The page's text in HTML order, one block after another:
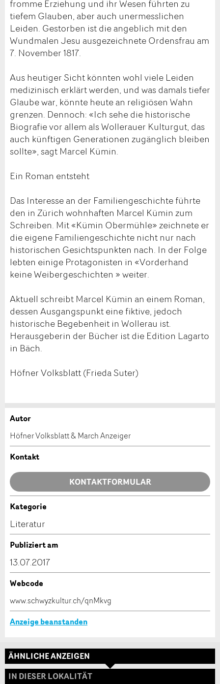
fromme Erziehung und ihr Wesen führten zu
tiefem Glauben, aber auch unermesslichen
Leiden. Gestorben ist die angeblich mit den
Wundmalen Jesu ausgezeichnete Ordensfrau am
7. November 1817.
Aus heutiger Sicht könnten wohl viele Leiden
medizinisch erklärt werden, und was damals tiefer
Glaube war, könnte heute an religiösen Wahn
grenzen. Dennoch: «Ich sehe die historische
Biografie vor allem als Wollerauer Kulturgut, das
auch künftigen Generationen zugänglich bleiben
sollte», sagt Marcel Kümin.
Ein Roman entsteht
Das Interesse an der Familiengeschichte führte
den in Zürich wohnhaften Marcel Kümin zum
Schreiben. Mit «Kümin Obermühle» zeichnete er
die eigene Familiengeschichte nicht nur nach
historischen Gesichtspunkten nach. In der Folge
lebten einige Protagonisten in «Vorderhand
keine Weibergeschichten » weiter.
Aktuell schreibt Marcel Kümin an einem Roman,
dessen Ausgangspunkt eine fiktive, jedoch
historische Begebenheit in Wollerau ist.
Herausgeberin der Bücher ist die Edition Lagarto
in Bäch.
Höfner Volksblatt (Frieda Suter)
Anzeige beanstanden
Ihr Feedback wird sehr geschätzt!
Allgemeines Feedback
Anzeige nicht mehr gültig
Anzeige unvollständig
Anzeige weiterempfehlen
Empfehlen Sie diese Anzeige an Freunde weiter.
* Eingabe erforderlich
Autor
Höfner Volksblatt & March Anzeiger
Kontakt
KONTAKTFORMULAR
Kontakt
Verfassen Sie eine Nachricht für die Kontaktpersonen
Adresse
Kategorie
Literatur
Publiziert am
13.07.2017
Webcode
www.schwyzkultur.ch/qnMkvg
Anzeige beanstanden
ÄHNLICHE ANZEIGEN
IN DIESER LOKALITÄT